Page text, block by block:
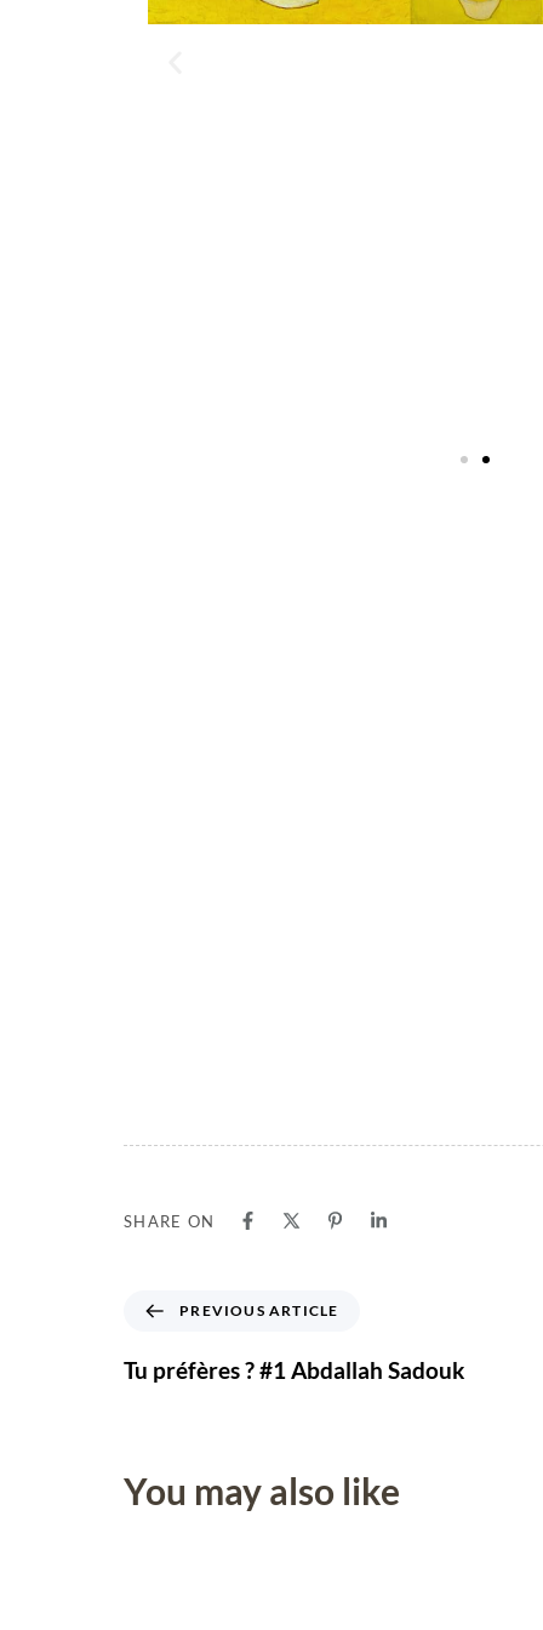
SHARE ON
PREVIOUS ARTICLE
Tu préfères ? #1 Abdallah Sadouk
You may also like